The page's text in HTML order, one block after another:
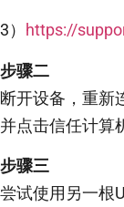
3） https://
步骤二
断开设备，重新
并点击信任计算
步骤三
尝试使用另一根